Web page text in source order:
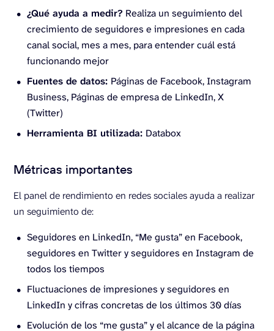
¿Qué ayuda a medir? Realiza un seguimiento del
crecimiento de seguidores e impresiones en cada
canal social, mes a mes, para entender cuál está
funcionando mejor
Fuentes de datos: Páginas de Facebook, Instagram
Business, Páginas de empresa de LinkedIn, X
(Twitter)
Herramienta BI utilizada: Databox
Métricas importantes
El panel de rendimiento en redes sociales ayuda a realizar
un seguimiento de:
Seguidores en LinkedIn, “Me gusta” en Facebook,
seguidores en Twitter y seguidores en Instagram de
todos los tiempos
Fluctuaciones de impresiones y seguidores en
LinkedIn y cifras concretas de los últimos 30 días
Evolución de los “me gusta” y el alcance de la página